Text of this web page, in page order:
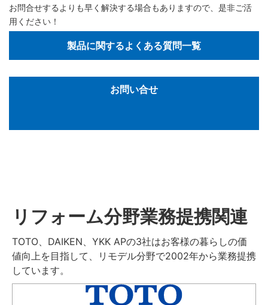
お問合せするよりも早く解決する場合もありますので、是非ご活
用ください！
製品に関するよくある質問一覧
お問い合せ
リフォーム分野業務提携関連
TOTO、DAIKEN、YKK APの3社はお客様の暮らしの価
値向上を目指して、リモデル分野で2002年から業務提携
しています。